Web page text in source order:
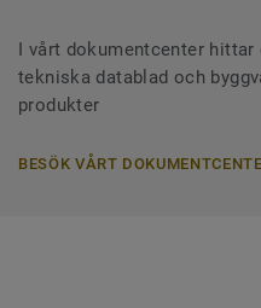
I vårt dokumentcenter
tekniska datablad och
produkter
BESÖK VÅRT